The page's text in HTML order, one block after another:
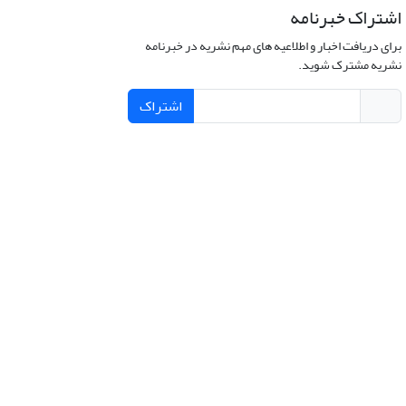
اشتراک خبرنامه
برای دریافت اخبار و اطلاعیه های مهم نشریه در خبرنامه
نشریه مشترک شوید.
اشتراک